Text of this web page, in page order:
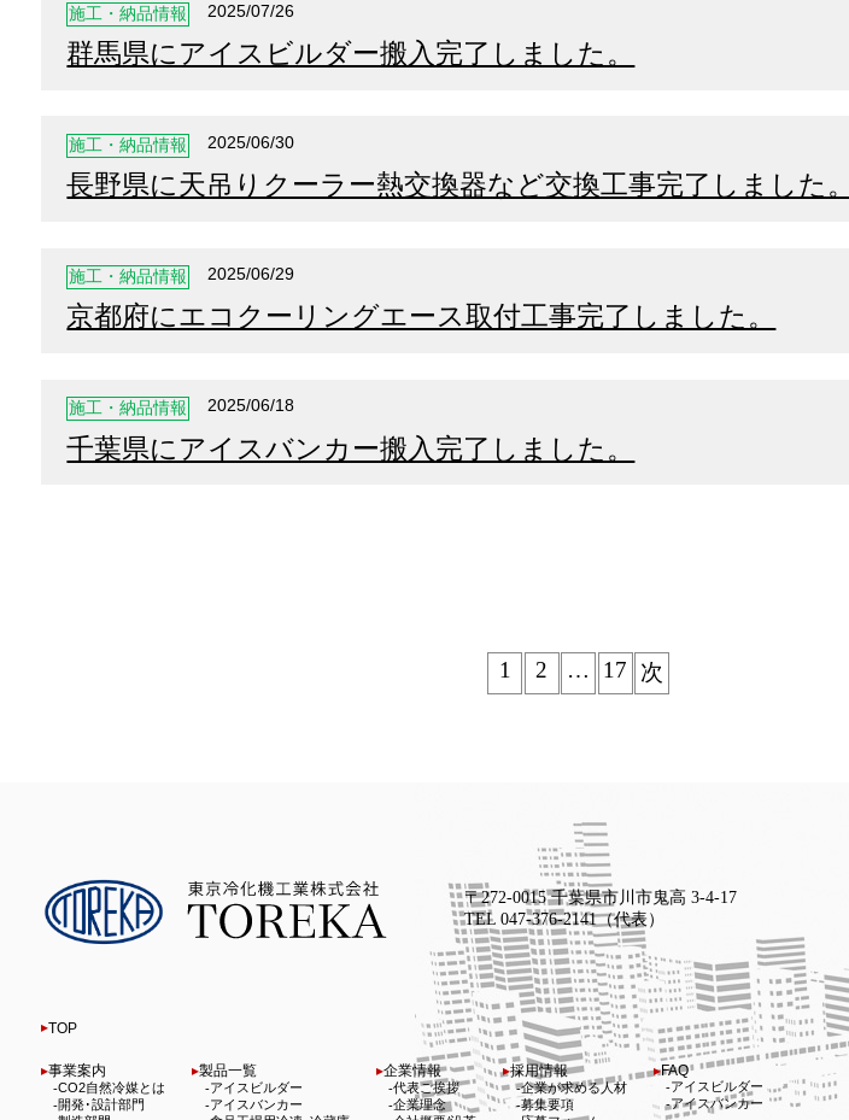
施工・納品情報 2025/07/26
群馬県にアイスビルダー搬入完了しました。
施工・納品情報 2025/06/30
長野県に天吊りクーラー熱交換器など交換工事完了しました。
施工・納品情報 2025/06/29
京都府にエコクーリングエース取付工事完了しました。
施工・納品情報 2025/06/18
千葉県にアイスバンカー搬入完了しました。
1 2 … 17 次
〒272-0015 千葉県市川市鬼高 3-4-17
TEL 047-376-2141（代表）
TOP
事業案内
CO2自然冷媒とは
開発･設計部門
製品一覧
アイスビルダー
アイスバンカー
企業情報
代表ご挨拶
企業理念
採用情報
企業が求める人材
募集要項
FAQ
アイスビルダー
アイスバンカー